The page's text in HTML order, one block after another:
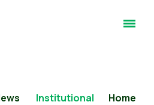
Institutional
Home